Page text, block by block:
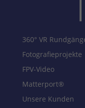
360° VR
Fotografieprojekte
FPV-Video
Matterport®
Unsere Kunden